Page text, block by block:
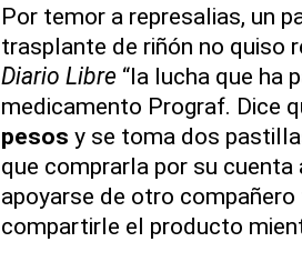
Por temor a represalias, un
trasplante de riñón no quiso
Diario Libre “la lucha que ha
medicamento Prograf. Dice
pesos y se toma dos
que comprarla por su cuenta
apoyarse de otro
compartirle el producto